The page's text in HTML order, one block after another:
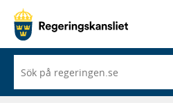
du
börjar
skriva